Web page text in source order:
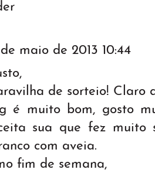
de maio de 2013 10:44
de sorteio! Claro
é muito bom, gosto
sua que fez muito
com aveia.
fim de semana,